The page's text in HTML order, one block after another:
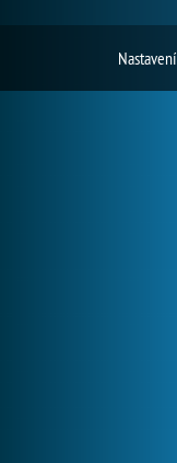
Nastavení